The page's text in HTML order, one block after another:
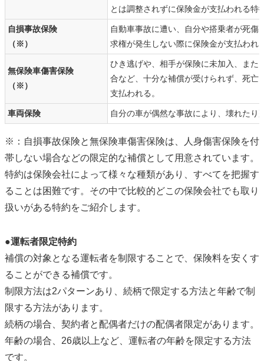
とは調整されずに保険金が支払われる特
自損事故保険
（※）
自動車事故に遭い、自分や搭乗者が死
求権が発生しない際に保険金が支払われ
無保険車傷害保険
（※）
ひき逃げや、相手が保険に未加入、また
合など、十分な補償が受けられず、死亡
支払われる。
車両保険 自分の車が偶然な事故により、壊れたり
※：自損事故保険と無保険車傷害保険は、人身傷害保険を付
帯しない場合などの限定的な補償として用意されています。
特約は保険会社によって様々な種類があり、すべてを把握す
ることは困難です。その中で比較的どこの保険会社でも取り
扱いがある特約をご紹介します。
●運転者限定特約
補償の対象となる運転者を制限することで、保険料を安くす
ることができる補償です。
制限方法は2パターンあり、続柄で限定する方法と年齢で制
限する方法があります。
続柄の場合、契約者と配偶者だけの配偶者限定があります。
年齢の場合、26歳以上など、運転者の年齢を限定する方法
です。